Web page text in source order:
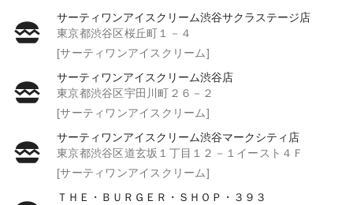
サーティワンアイスクリーム渋谷サクラステージ店
東京都渋谷区桜丘町１－４
[サーティワンアイスクリーム]
サーティワンアイスクリーム渋谷店
東京都渋谷区宇田川町２６－２
[サーティワンアイスクリーム]
サーティワンアイスクリーム渋谷マークシティ店
東京都渋谷区道玄坂１丁目１２－１イースト４Ｆ
[サーティワンアイスクリーム]
ＴＨＥ・ＢＵＲＧＥＲ・ＳＨＯＰ・３９３